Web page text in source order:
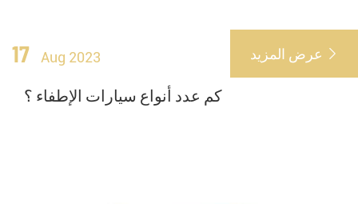
17 Aug 2023 عرض المزيد 
كم عدد أنواع سيارات الإطفاء ؟